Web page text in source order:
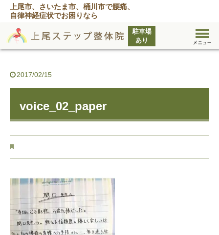
上尾市、さいたま市、桶川市で腰痛、
自律神経症状でお困りなら
2017/02/15
voice_02_paper